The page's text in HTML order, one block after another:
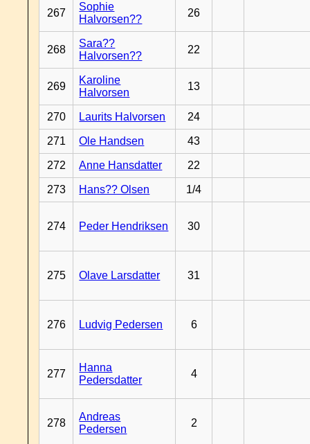
267
Sophie
Halvorsen??
26
268
Sara??
Halvorsen??
22
269
Karoline
Halvorsen
13
270 Laurits Halvorsen 24
271 Ole Handsen 43
272 Anne Hansdatter 22
273 Hans?? Olsen 1/4
274 Peder Hendriksen 30
275 Olave Larsdatter 31
276 Ludvig Pedersen 6
277
Hanna
Pedersdatter
4
278
Andreas
Pedersen
2